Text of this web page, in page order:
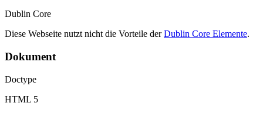
Dublin Core
Diese Webseite nutzt nicht die Vorteile derDublin Core Elemente.
Dokument
Doctype
HTML 5